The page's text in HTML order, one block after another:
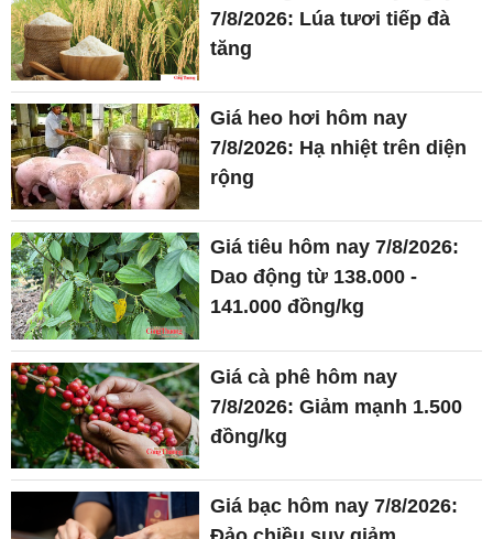
rộng
Giá tiêu hôm nay 7/8/2026:
Dao động từ 138.000 -
141.000 đồng/kg
Giá cà phê hôm nay
7/8/2026: Giảm mạnh 1.500
đồng/kg
Giá bạc hôm nay 7/8/2026:
Đảo chiều suy giảm
Giá vàng hôm nay (7/8):
Chênh lệch vàng thế giới -
trong nước thu hẹp